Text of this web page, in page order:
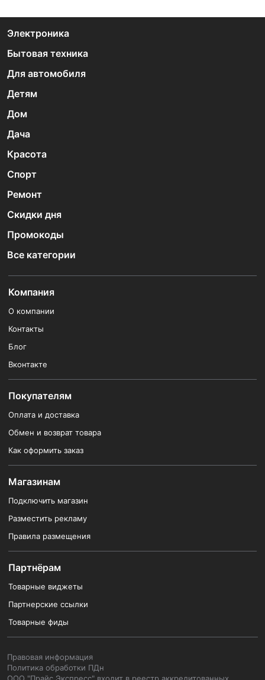
Электроника
Бытовая техника
Для автомобиля
Детям
Дом
Дача
Красота
Спорт
Ремонт
Скидки дня
Промокоды
Все категории
Компания
О компании
Контакты
Блог
Вконтакте
Покупателям
Оплата и доставка
Обмен и возврат товара
Как оформить заказ
Магазинам
Подключить магазин
Разместить рекламу
Правила размещения
Партнёрам
Товарные виджеты
Партнерские ссылки
Товарные фиды
Правовая информация
Политика обработки ПДн